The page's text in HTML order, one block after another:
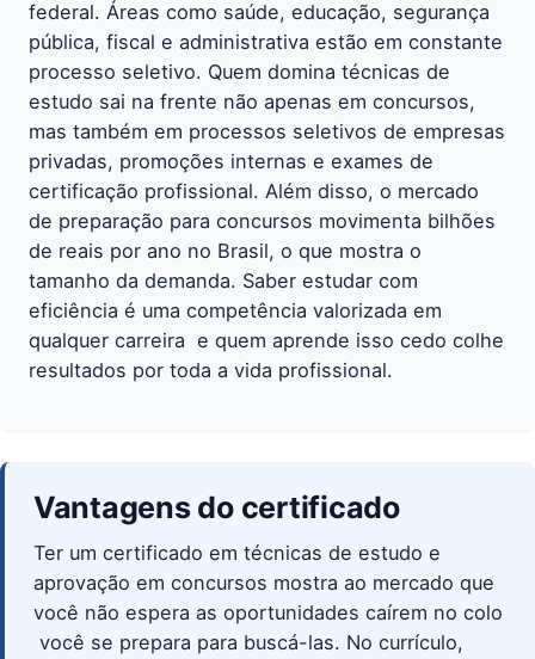
federal. Áreas como saúde, educação, segurança
pública, fiscal e administrativa estão em constante
processo seletivo. Quem domina técnicas de
estudo sai na frente não apenas em concursos,
mas também em processos seletivos de empresas
privadas, promoções internas e exames de
certificação profissional. Além disso, o mercado
de preparação para concursos movimenta bilhões
de reais por ano no Brasil, o que mostra o
tamanho da demanda. Saber estudar com
eficiência é uma competência valorizada em
qualquer carreira  e quem aprende isso cedo colhe
resultados por toda a vida profissional.
Vantagens do certificado
Ter um certificado em técnicas de estudo e
aprovação em concursos mostra ao mercado que
você não espera as oportunidades caírem no colo
 você se prepara para buscá-las. No currículo,